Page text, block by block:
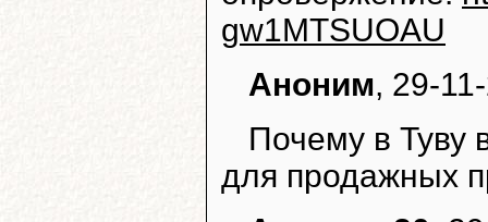
gw1MTSUOAU
Аноним, 29-
Почему в Туву
для продажных